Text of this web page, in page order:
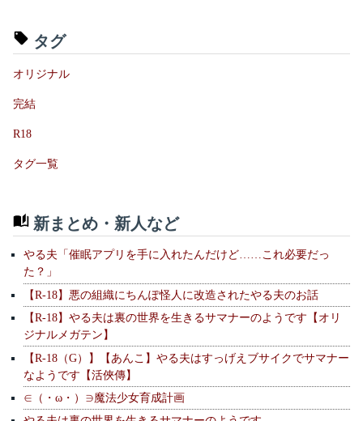
タグ
オリジナル
完結
R18
タグ一覧
新まとめ・新人など
やる夫「催眠アプリを手に入れたんだけど……これ必要だっ
た？」
【R-18】悪の組織にちんぽ怪人に改造されたやる夫のお話
【R-18】やる夫は裏の世界を生きるサマナーのようです【オリ
ジナルメガテン】
【R-18（G）】【あんこ】やる夫はすっげえブサイクでサマナー
なようです【活俠傳】
∈（・ω・）∋魔法少女育成計画